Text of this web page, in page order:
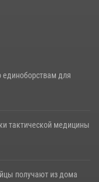
для
тактической медицины
получают из дома